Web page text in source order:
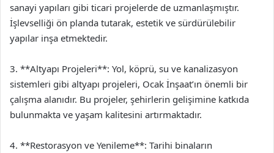
sanayi yapıları gibi ticari projelerde de uzmanlaşmıştır.
İşlevselliği ön planda tutarak, estetik ve sürdürülebilir
yapılar inşa etmektedir.
3. **Altyapı Projeleri**: Yol, köprü, su ve kanalizasyon
sistemleri gibi altyapı projeleri, Ocak İnşaat’ın önemli bir
çalışma alanıdır. Bu projeler, şehirlerin gelişimine katkıda
bulunmakta ve yaşam kalitesini artırmaktadır.
4. **Restorasyon ve Yenileme**: Tarihi binaların